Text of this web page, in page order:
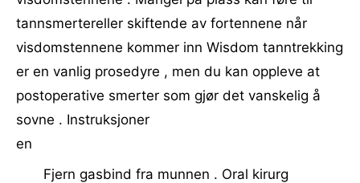
tannsmertereller skiftende av fortennene når
visdomstennene kommer inn Wisdom tanntrekking
er en vanlig prosedyre , men du kan oppleve at
postoperative smerter som gjør det vanskelig å
sovne . Instruksjoner
en
Fjern gasbind fra munnen . Oral kirurg